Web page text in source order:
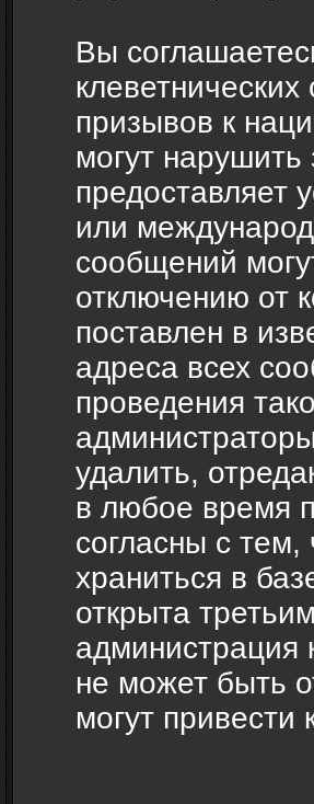
Вы
призывов к
могут
предоставляет
или
сообщений
отключению от
поставлен в
адреса всех
проведения
удалить,
в любое время
согласны с
храниться в
открыта
администрация
не может быть
могут привести